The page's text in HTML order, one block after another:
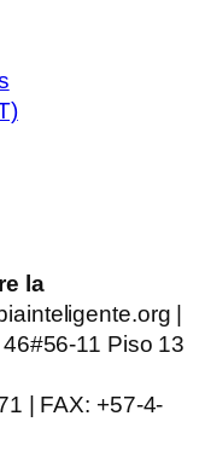
la
|
11 Piso 13
| FAX: +57-4-